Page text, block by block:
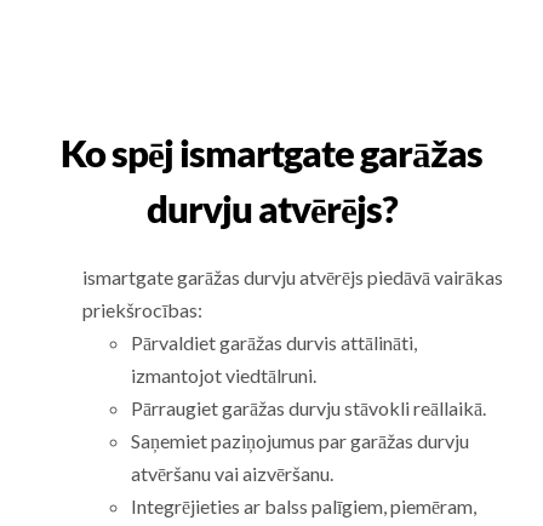
Ko spēj ismartgate garāžas
durvju atvērējs?
ismartgate garāžas durvju atvērējs piedāvā vairākas
priekšrocības:
Pārvaldiet garāžas durvis attālināti,
izmantojot viedtālruni.
Pārraugiet garāžas durvju stāvokli reāllaikā.
Saņemiet paziņojumus par garāžas durvju
atvēršanu vai aizvēršanu.
Integrējieties ar balss palīgiem, piemēram,